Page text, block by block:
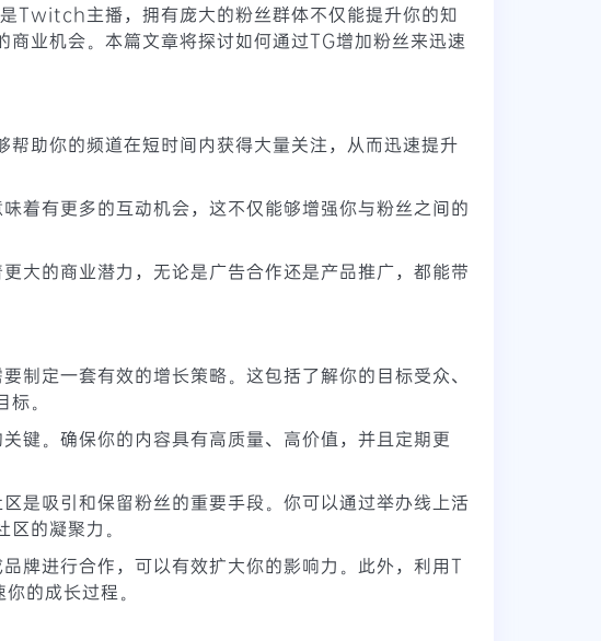
主播，拥有庞大的粉丝群体不仅能提升你的知
商业机会。本篇文章将探讨如何通过TG增加粉丝来迅速
帮助你的频道在短时间内获得大量关注，从而迅速提升
着有更多的互动机会，这不仅能够增强你与粉丝之间的
大的商业潜力，无论是广告合作还是产品推广，都能带
制定一套有效的增长策略。这包括了解你的目标受众、
。
键。确保你的内容具有高质量、高价值，并且定期更
是吸引和保留粉丝的重要手段。你可以通过举办线上活
的凝聚力。
牌进行合作，可以有效扩大你的影响力。此外，利用T
的成长过程。